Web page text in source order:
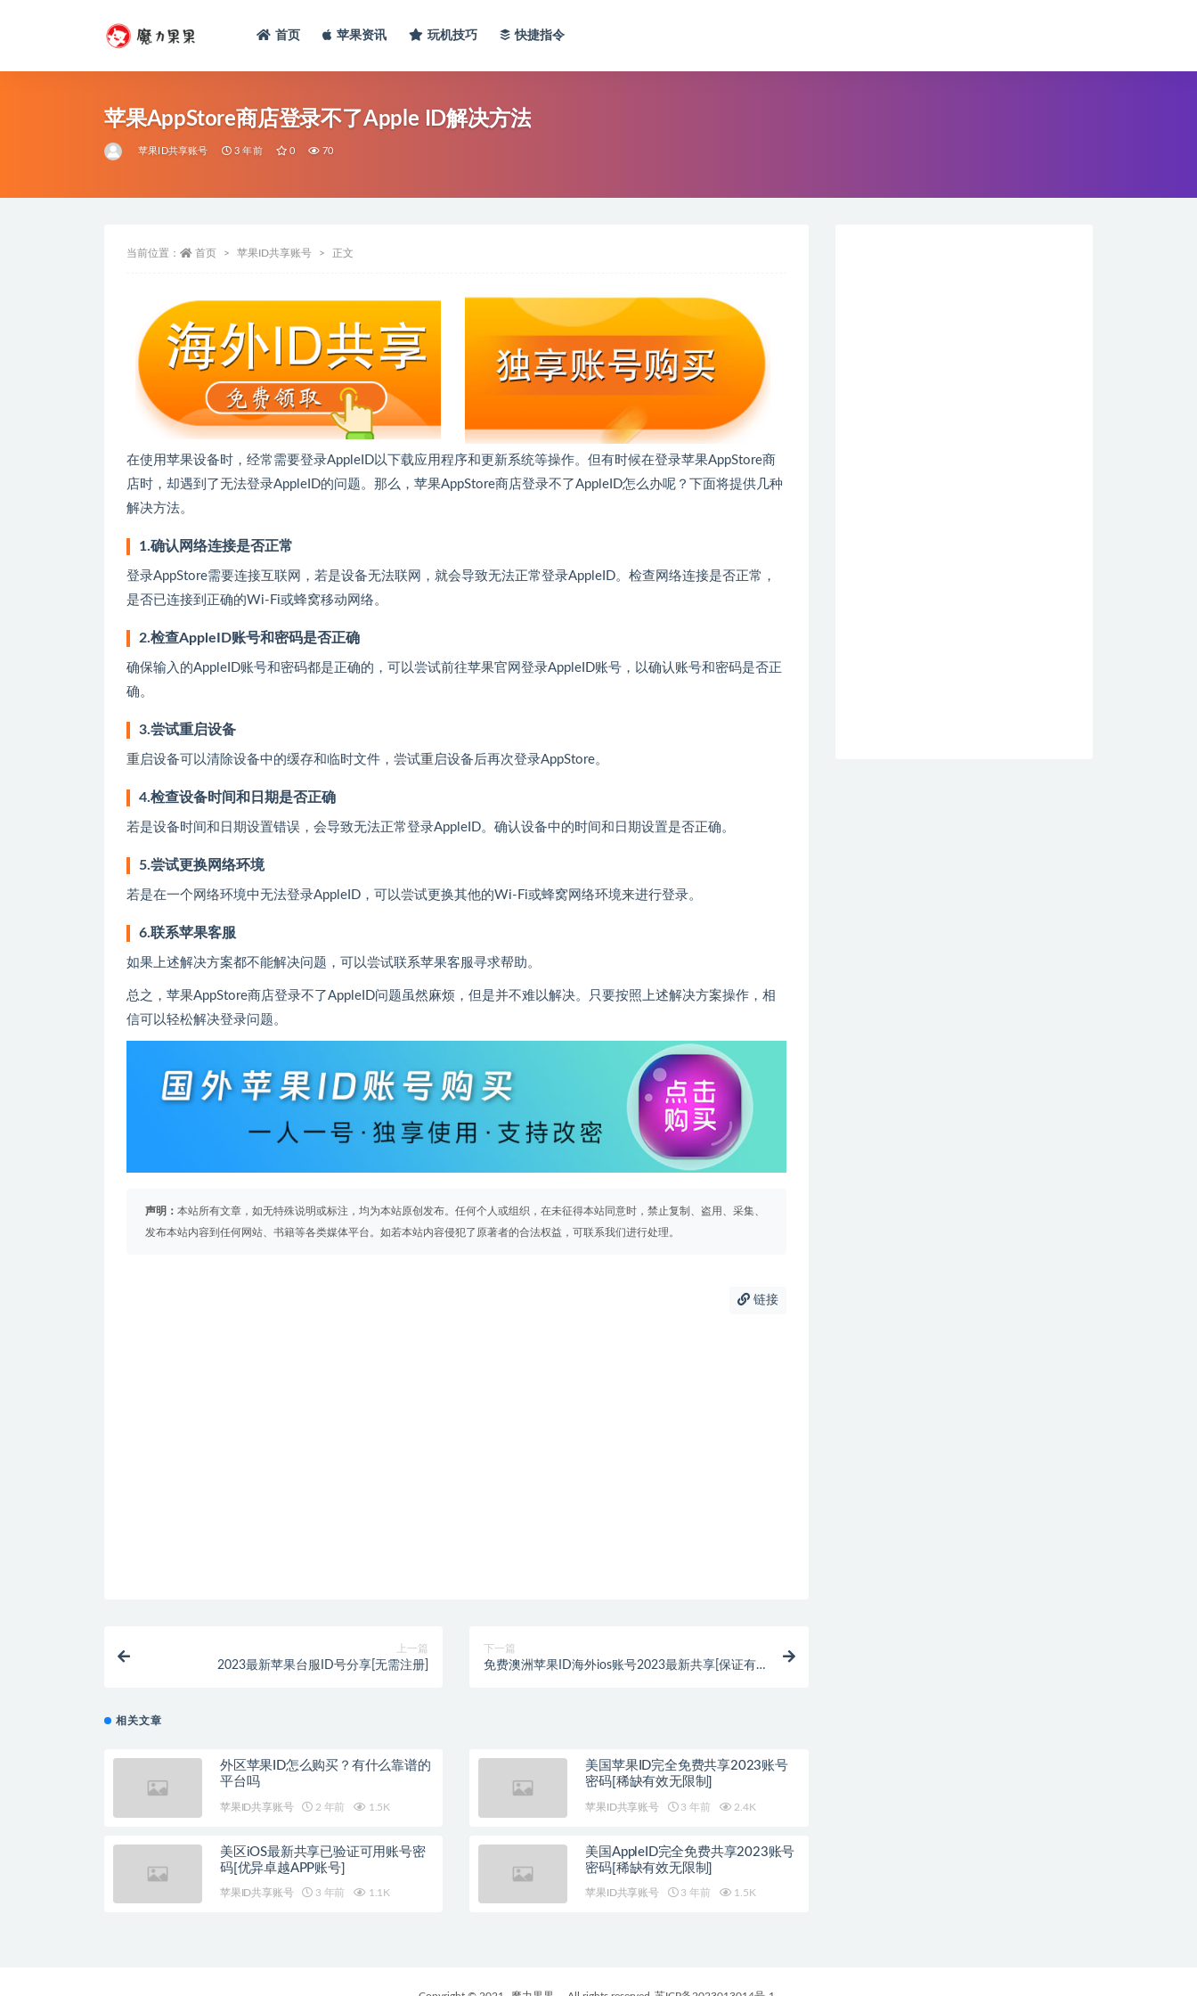
首页 苹果资讯 玩机技巧 快捷指令
苹果AppStore商店登录不了Apple ID解决方法
苹果ID共享账号 3 年前 0 70
当前位置： 首页 苹果ID共享账号 正文
在使用苹果设备时，经常需要登录AppleID以下载应用程序和更新系统等操作。但有时候在登录苹果AppStore商
店时，却遇到了无法登录AppleID的问题。那么，苹果AppStore商店登录不了AppleID怎么办呢？下面将提供几种
解决方法。
1.确认网络连接是否正常
登录AppStore需要连接互联网，若是设备无法联网，就会导致无法正常登录AppleID。检查网络连接是否正常，
是否已连接到正确的Wi-Fi或蜂窝移动网络。
2.检查AppleID账号和密码是否正确
确保输入的AppleID账号和密码都是正确的，可以尝试前往苹果官网登录AppleID账号，以确认账号和密码是否正
确。
3.尝试重启设备
重启设备可以清除设备中的缓存和临时文件，尝试重启设备后再次登录AppStore。
4.检查设备时间和日期是否正确
若是设备时间和日期设置错误，会导致无法正常登录AppleID。确认设备中的时间和日期设置是否正确。
5.尝试更换网络环境
若是在一个网络环境中无法登录AppleID，可以尝试更换其他的Wi-Fi或蜂窝网络环境来进行登录。
6.联系苹果客服
如果上述解决方案都不能解决问题，可以尝试联系苹果客服寻求帮助。
总之，苹果AppStore商店登录不了AppleID问题虽然麻烦，但是并不难以解决。只要按照上述解决方案操作，相
信可以轻松解决登录问题。
声明： 本站所有文章，如无特殊说明或标注，均为本站原创发布。任何个人或组织，在未征得本站同意时，禁止复制、盗用、采集、
发布本站内容到任何网站、书籍等各类媒体平台。如若本站内容侵犯了原著者的合法权益，可联系我们进行处理。
链接
上一篇
2023最新苹果台服ID号分享[无需注册]
下一篇
免费澳洲苹果ID海外ios账号2023最新共享[保证有
相关文章
外区苹果ID怎么购买？有什么靠谱的
平台吗
苹果ID共享账号 2 年前 1.5K
美国苹果ID完全免费共享2023账号
密码[稀缺有效无限制]
苹果ID共享账号 3 年前 2.4K
美区iOS最新共享已验证可用账号密
码[优异卓越APP账号]
苹果ID共享账号 3 年前 1.1K
美国AppleID完全免费共享2023账号
密码[稀缺有效无限制]
苹果ID共享账号 3 年前 1.5K